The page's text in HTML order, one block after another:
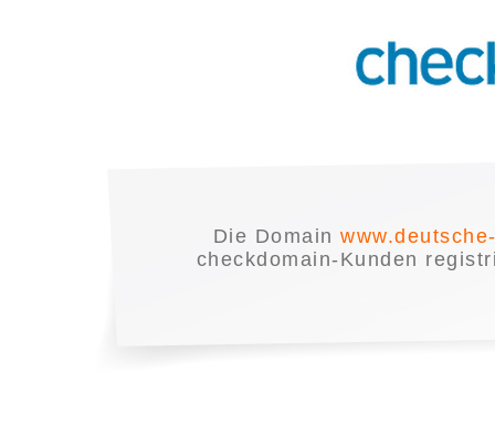
Die Domain
checkdomain-Kunden